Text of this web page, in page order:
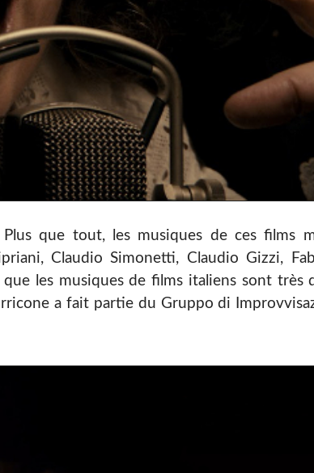
que tout, les musiques de ces films
Claudio Simonetti, Claudio Gizzi,
les musiques de films italiens sont très
a fait partie du Gruppo di